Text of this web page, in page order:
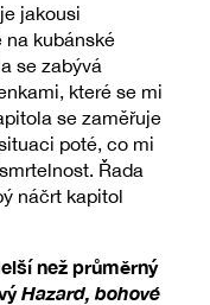
jakousi
na kubánské
se zabývá
které se mi
se zaměřuje
poté, co mi
Řada
náčrt kapitol
než průměrný
Hazard, bohové